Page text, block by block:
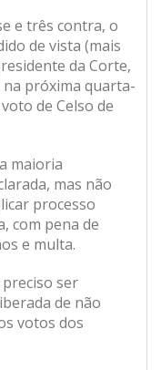
e três contra, o
de vista (mais
da Corte,
próxima quarta-
de Celso de
maioria
mas não
processo
com pena de
e multa.
ser
de não
votos dos